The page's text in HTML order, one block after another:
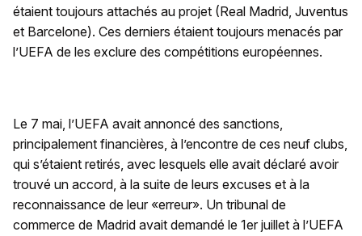
étaient toujours attachés au projet (Real Madrid, Juventus
et Barcelone). Ces derniers étaient toujours menacés par
l’UEFA de les exclure des compétitions européennes.
Le 7 mai, l’UEFA avait annoncé des sanctions,
principalement financières, à l’encontre de ces neuf clubs,
qui s’étaient retirés, avec lesquels elle avait déclaré avoir
trouvé un accord, à la suite de leurs excuses et à la
reconnaissance de leur «erreur». Un tribunal de
commerce de Madrid avait demandé le 1er juillet à l’UEFA